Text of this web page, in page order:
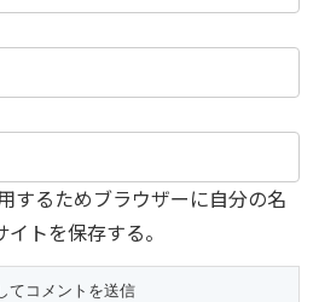
するためブラウザーに自分の名
トを保存する。